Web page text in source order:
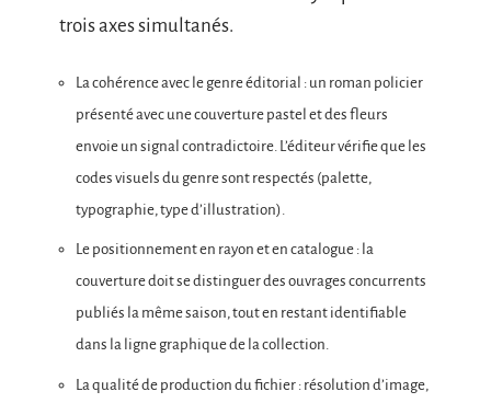
trois axes simultanés.
La cohérence avec le genre éditorial : un roman policier
présenté avec une couverture pastel et des fleurs
envoie un signal contradictoire. L’éditeur vérifie que les
codes visuels du genre sont respectés (palette,
typographie, type d’illustration).
Le positionnement en rayon et en catalogue : la
couverture doit se distinguer des ouvrages concurrents
publiés la même saison, tout en restant identifiable
dans la ligne graphique de la collection.
La qualité de production du fichier : résolution d’image,